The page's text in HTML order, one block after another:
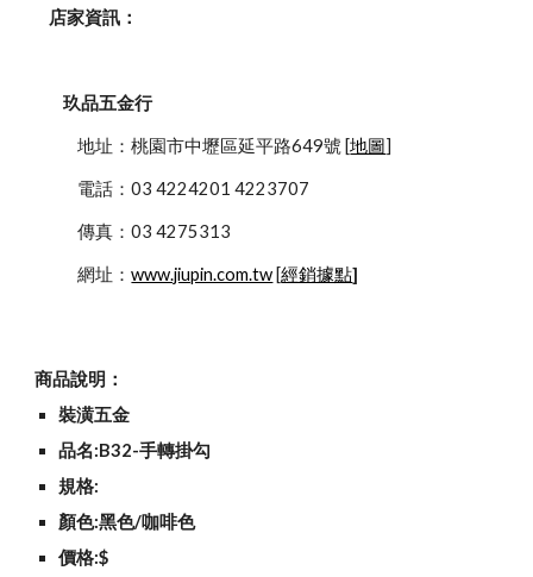
    店家資訊：
玖品五金行
            地址：桃園市中壢區延平路649號 [
地圖]
            電話：03 4224201 4223707
            傳真：03 4275313
            網址：
www.jiupin.com.tw [經銷據點]
商品說明：
裝潢五金
品名:B32-手轉掛勾
規格:
顏色:黑色/咖啡色
價格:$